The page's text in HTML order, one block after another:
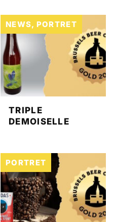
NEWS, PORTRET
TRIPLE
DEMOISELLE
PORTRET